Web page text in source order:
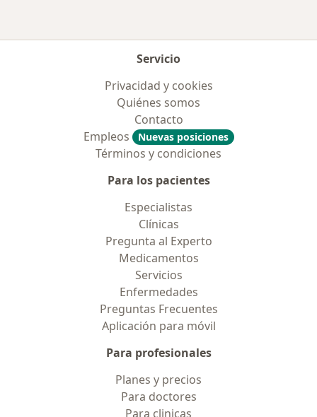
Servicio
Privacidad y cookies
Quiénes somos
Contacto
Empleos
Nuevas posiciones
Términos y condiciones
Para los pacientes
Especialistas
Clínicas
Pregunta al Experto
Medicamentos
Servicios
Enfermedades
Preguntas Frecuentes
Aplicación para móvil
Para profesionales
Planes y precios
Para doctores
Para clinicas